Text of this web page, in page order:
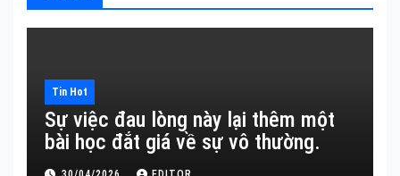
Tin Hot
Sự việc đau lòng này lại thêm một
bài học đắt giá về sự vô thường.